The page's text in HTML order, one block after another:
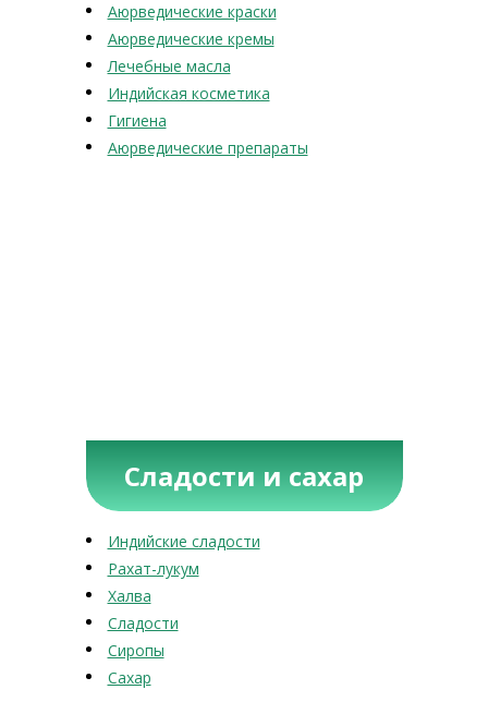
Аюрведические краски
Аюрведические кремы
Лечебные масла
Индийская косметика
Гигиена
Аюрведические препараты
Сладости и сахар
Индийские сладости
Рахат-лукум
Халва
Сладости
Сиропы
Сахар